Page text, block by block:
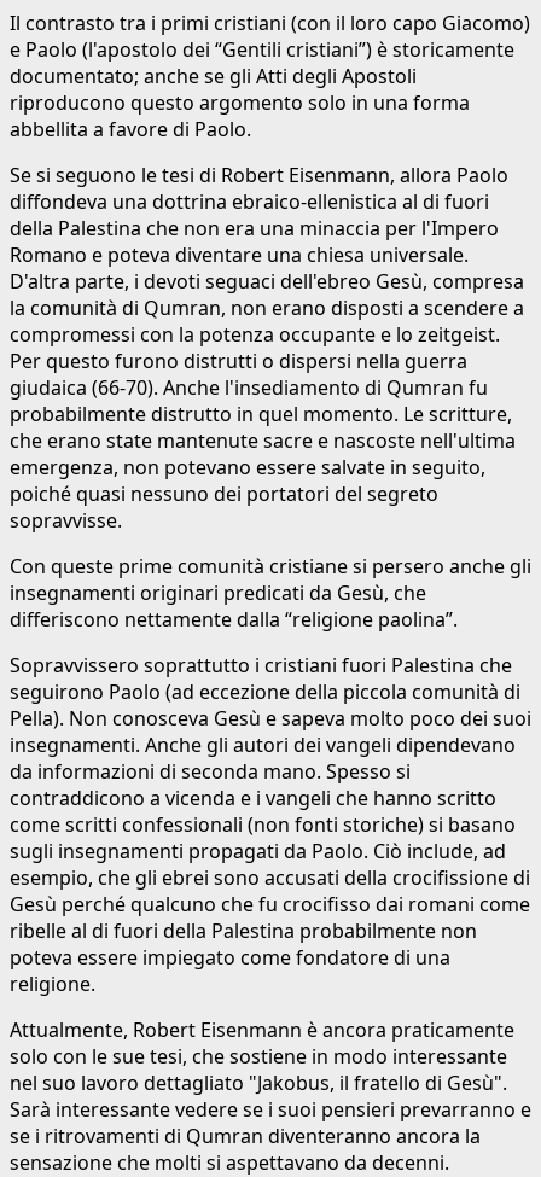
Il contrasto tra i primi cristiani (con il loro capo Giacomo)
e Paolo (l'apostolo dei “Gentili cristiani”) è storicamente
documentato; anche se gli Atti degli Apostoli
riproducono questo argomento solo in una forma
abbellita a favore di Paolo.
Se si seguono le tesi di Robert Eisenmann, allora Paolo
diffondeva una dottrina ebraico-ellenistica al di fuori
della Palestina che non era una minaccia per l'Impero
Romano e poteva diventare una chiesa universale.
D'altra parte, i devoti seguaci dell'ebreo Gesù, compresa
la comunità di Qumran, non erano disposti a scendere a
compromessi con la potenza occupante e lo zeitgeist.
Per questo furono distrutti o dispersi nella guerra
giudaica (66-70). Anche l'insediamento di Qumran fu
probabilmente distrutto in quel momento. Le scritture,
che erano state mantenute sacre e nascoste nell'ultima
emergenza, non potevano essere salvate in seguito,
poiché quasi nessuno dei portatori del segreto
sopravvisse.
Con queste prime comunità cristiane si persero anche gli
insegnamenti originari predicati da Gesù, che
differiscono nettamente dalla “religione paolina”.
Sopravvissero soprattutto i cristiani fuori Palestina che
seguirono Paolo (ad eccezione della piccola comunità di
Pella). Non conosceva Gesù e sapeva molto poco dei suoi
insegnamenti. Anche gli autori dei vangeli dipendevano
da informazioni di seconda mano. Spesso si
contraddicono a vicenda e i vangeli che hanno scritto
come scritti confessionali (non fonti storiche) si basano
sugli insegnamenti propagati da Paolo. Ciò include, ad
esempio, che gli ebrei sono accusati della crocifissione di
Gesù perché qualcuno che fu crocifisso dai romani come
ribelle al di fuori della Palestina probabilmente non
poteva essere impiegato come fondatore di una
religione.
Attualmente, Robert Eisenmann è ancora praticamente
solo con le sue tesi, che sostiene in modo interessante
nel suo lavoro dettagliato "Jakobus, il fratello di Gesù".
Sarà interessante vedere se i suoi pensieri prevarranno e
se i ritrovamenti di Qumran diventeranno ancora la
sensazione che molti si aspettavano da decenni.